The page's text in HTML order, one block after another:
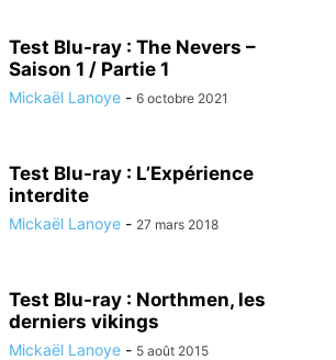
Test Blu-ray : The Nevers –
Saison 1 / Partie 1
Mickaël Lanoye - 6 octobre 2021
Test Blu-ray : L’Expérience
interdite
Mickaël Lanoye - 27 mars 2018
Test Blu-ray : Northmen, les
derniers vikings
Mickaël Lanoye - 5 août 2015